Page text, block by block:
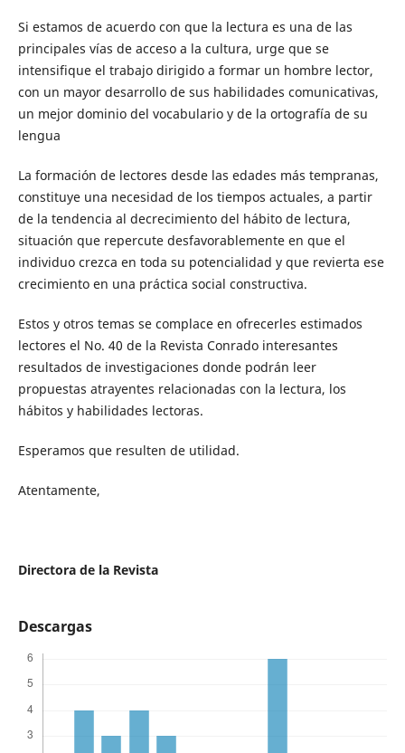
Si estamos de acuerdo con que la lectura es una de las
principales vías de acceso a la cultura, urge que se
intensifique el trabajo dirigido a formar un hombre lector,
con un mayor desarrollo de sus habilidades comunicativas,
un mejor dominio del vocabulario y de la ortografía de su
lengua
La formación de lectores desde las edades más tempranas,
constituye una necesidad de los tiempos actuales, a partir
de la tendencia al decrecimiento del hábito de lectura,
situación que repercute desfavorablemente en que el
individuo crezca en toda su potencialidad y que revierta ese
crecimiento en una práctica social constructiva.
Estos y otros temas se complace en ofrecerles estimados
lectores el No. 40 de la Revista Conrado interesantes
resultados de investigaciones donde podrán leer
propuestas atrayentes relacionadas con la lectura, los
hábitos y habilidades lectoras.
Esperamos que resulten de utilidad.
Atentamente,
Directora de la Revista
Descargas